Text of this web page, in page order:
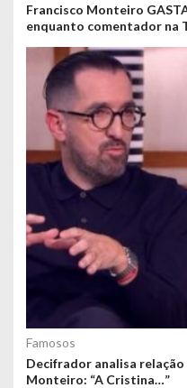
Francisco Monteiro
enquanto comentador na
Famosos
Decifrador analisa
Monteiro: “A Cristina…”